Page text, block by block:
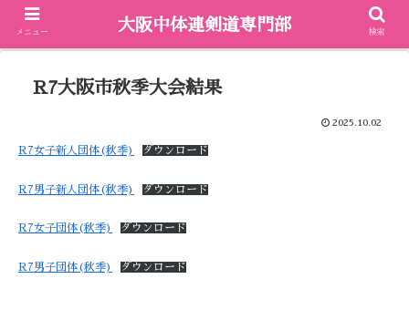
R7大阪市秋季大会結果
2025.10.02
R7女子新人団体(秋季) ダウンロード
R7男子新人団体(秋季) ダウンロード
R7女子団体(秋季) ダウンロード
R7男子団体(秋季) ダウンロード
メニュー 大阪中体連剣道専門部 検索